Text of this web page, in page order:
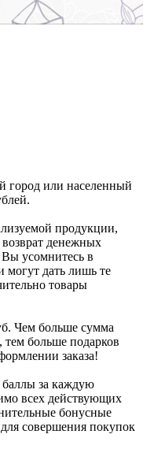
город или населенный
продукции,
денежных
усомнитесь в
могут дать лишь те
товары
Чем больше сумма
тем больше подарков
заказа!
за каждую
всех действующих
бонусные
совершения покупок